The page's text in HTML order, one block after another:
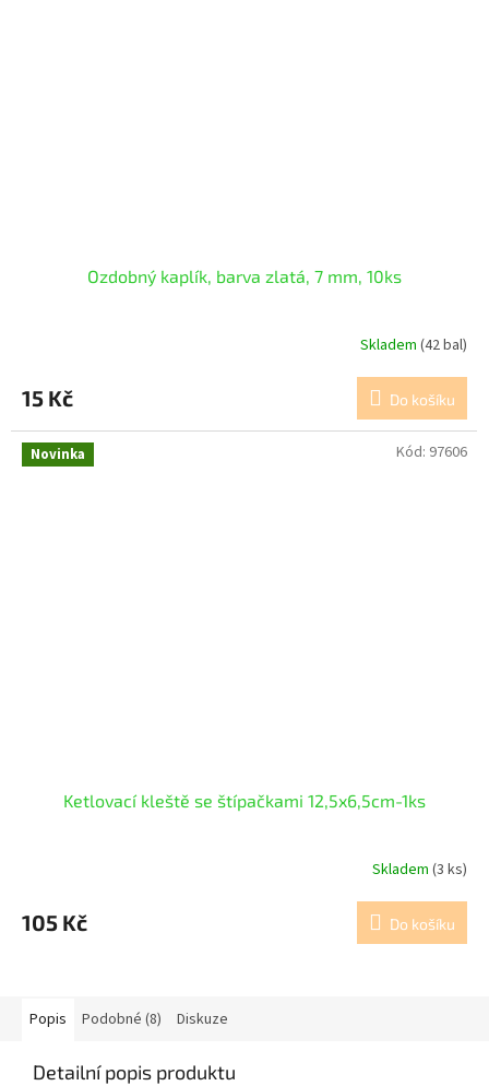
Ozdobný kaplík, barva zlatá, 7 mm, 10ks
Skladem (42 bal)
15 Kč Do košíku
Novinka
Ketlovací kleště se štípačkami 12,5x6,5cm-1ks
Skladem (3 ks)
105 Kč Do košíku
Kód: 97606
Popis Podobné (8) Diskuze
Detailní popis produktu